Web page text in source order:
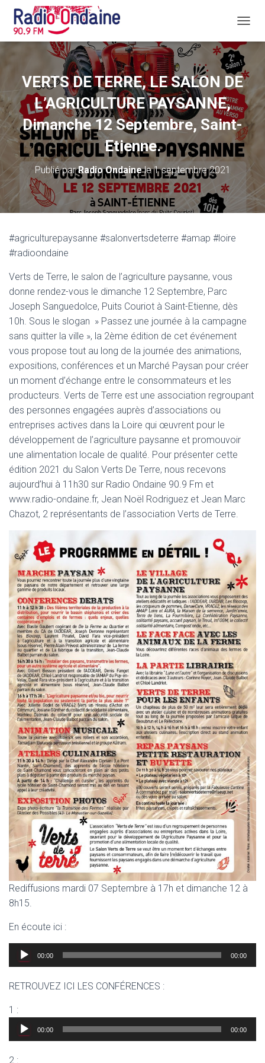
É
L
I
E
R
L
A
N
A
V
T
VERTS DE TERRE, LE SALON DE
L’AGRICULTURE PAYSANNE,
Dimanche 12 Septembre, Saint-
Etienne.
Publié parRadio Ondainele1 septembre 2021
#agriculturepaysanne #salonvertsdeterre #amap #loire
#radioondaine
Verts de Terre, le salon de l’agriculture paysanne, vous
donne rendez-vous le dimanche 12 Septembre, Parc
Joseph Sanguedolce, Puits Couriot à Saint-Etienne, dès
10h. Sous le slogan » Passez une journée à la campagne
sans quitter la ville », la 2ème édition de cet événement
vous propose tout au long de la journée des animations,
expositions, conférences et un Marché Paysan pour créer
un moment d’échange entre le consommateurs et les
producteurs. Verts de Terre est une association regroupant
des personnes engagées auprès d’associations ou
entreprises actives dans la Loire qui œuvrent pour le
développement de l’agriculture paysanne et promouvoir
une alimentation locale de qualité. Pour présenter cette
édition 2021 du Salon Verts De Terre, nous recevons
aujourd’hui à 11h30 sur Radio Ondaine 90.9 Fm et
www.radio-ondaine.fr, Jean Noël Rodriguez et Jean Marc
Chazot, 2 représentants de l’association Verts de Terre.
Rediffusions mardi 07 Septembre à 17h et dimanche 12 à
8h15.
En écoute ici :
Lecteur
audio
00:00 00:00
RETROUVEZ ICI LES CONFÉRENCES :
1 :Lecteur
audio 00:00 00:00
2 :Lecteur